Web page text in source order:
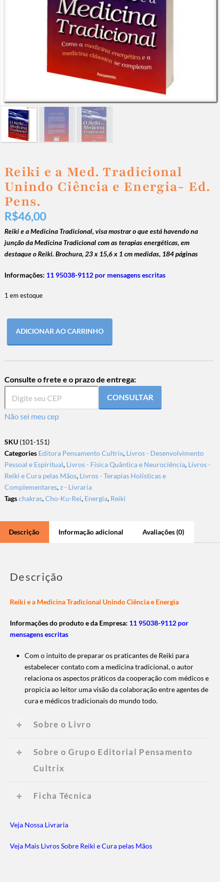
Reiki e a Med. Tradicional
Unindo Ciência e Energia- Ed.
Pens.
R$46,00
Reiki e a Medicina Tradicional, visa mostrar o que está havendo na
junção da Medicina Tradicional com as terapias energéticas, em
destaque o Reiki. Brochura, 23 x 15,6 x 1 cm medidas, 184 páginas
Informações: 11 95038-9112 por mensagens escritas
1 em estoque
ADICIONAR AO CARRINHO
Consulte o frete e o prazo de entrega:
CONSULTAR
Não sei meu cep
SKU (101-151)
Categories Editora Pensamento Cultrix, Livros - Desenvolvimento
Pessoal e Espiritual, Livros - Física Quântica e Neurociência, Livros -
Reiki e Cura pelas Mãos, Livros - Terapias Holísticas e
Complementares,z - Livraria
Tagschakras,Cho-Ku-Rei, Energia, Reiki
Descrição Informação adicional Avaliações (0)
Descrição
Reiki e a Medicina Tradicional Unindo Ciência e Energia
Informações do produto e da Empresa: 11 95038-9112 por
mensagens escritas
Com o intuito de preparar os praticantes de Reiki para
estabelecer contato com a medicina tradicional, o autor
relaciona os aspectos práticos da cooperação com médicos e
propicia ao leitor uma visão da colaboração entre agentes de
cura e médicos tradicionais do mundo todo.
Sobre o Livro
Sobre o Grupo Editorial Pensamento
Cultrix
Ficha Técnica
Veja Nossa Livraria
Veja Mais Livros Sobre Reiki e Cura pelas Mãos